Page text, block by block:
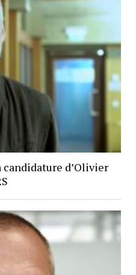
candidature d’Olivier